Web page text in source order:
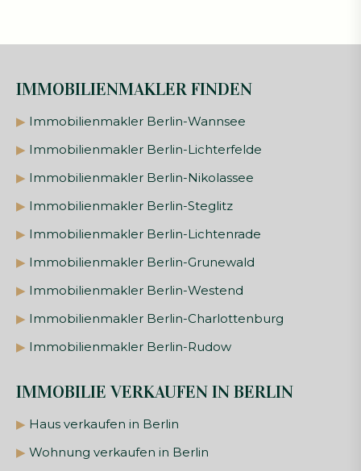
IMMOBILIENMAKLER FINDEN
▶ Immobilienmakler Berlin-Wannsee
▶ Immobilienmakler Berlin-Lichterfelde
▶ Immobilienmakler Berlin-Nikolassee
▶ Immobilienmakler Berlin-Steglitz
▶ Immobilienmakler Berlin-Lichtenrade
▶ Immobilienmakler Berlin-Grunewald
▶ Immobilienmakler Berlin-Westend
▶ Immobilienmakler Berlin-Charlottenburg
▶ Immobilienmakler Berlin-Rudow
IMMOBILIE VERKAUFEN IN BERLIN
▶ Haus verkaufen in Berlin
▶ Wohnung verkaufen in Berlin